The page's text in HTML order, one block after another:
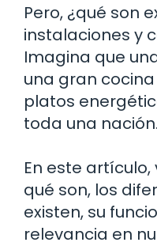
Pero, ¿qué son
instalaciones y
Imagina que
una gran
platos
toda una nación.
En este
qué son, los
existen, su
relevancia en